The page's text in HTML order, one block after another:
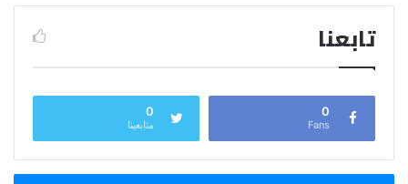
تابعنا
0
Fans
0
متابعينا